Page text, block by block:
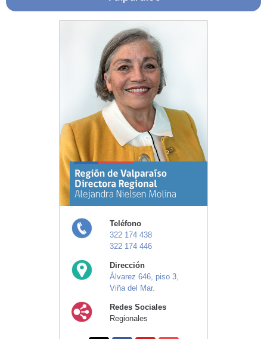
Teléfono
322 174 438
322 174 446
Dirección
Álvarez 646, piso 3,
Viña del Mar.
Redes Sociales
Regionales